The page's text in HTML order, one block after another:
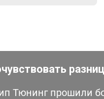
Тюнинг прошили